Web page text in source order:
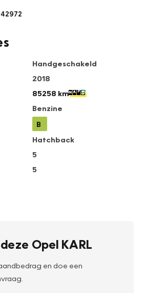
Handgeschakeld
2018
85258 km
Benzine
B
Hatchback
5
5
Opel KARL
en doe een